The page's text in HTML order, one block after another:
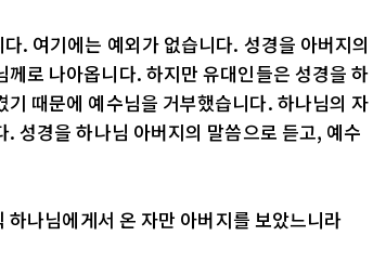
. 여기에는 예외가 없습니다. 성경을 아버지의
로 나아옵니다. 하지만 유대인들은 성경을 하
때문에 예수님을 거부했습니다. 하나님의 자
성경을 하나님 아버지의 말씀으로 듣고, 예수
나님에게서 온 자만 아버지를 보았느니라